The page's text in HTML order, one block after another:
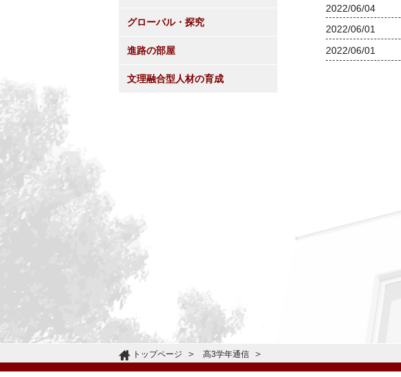
2022/06/04
2022/06/01
2022/06/01
グローバル・探究
進路の部屋
文理融合型人材の育成
トップページ 高3学年通信